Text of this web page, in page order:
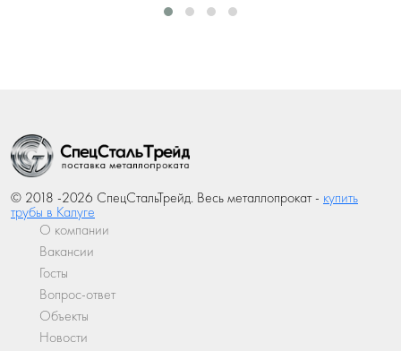
© 2018 -2026 СпецСтальТрейд. Весь металлопрокат - купить
трубы в Калуге
О компании
Вакансии
Госты
Вопрос-ответ
Объекты
Новости